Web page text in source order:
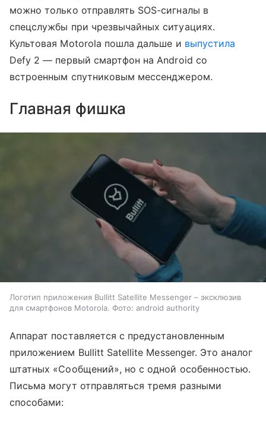
можно только отправлять SOS-сигналы в
спецслужбы при чрезвычайных ситуациях.
Культовая Motorola пошла дальше и выпустила
Defy 2 — первый смартфон на Android со
встроенным спутниковым мессенджером.
Главная фишка
Логотип приложения Bullitt Satellite Messenger – эксклюзив
для смартфонов Motorola. Фото: android authority
Аппарат поставляется с предустановленным
приложением Bullitt Satellite Messenger. Это аналог
штатных «Сообщений», но с одной особенностью.
Письма могут отправляться тремя разными
способами: